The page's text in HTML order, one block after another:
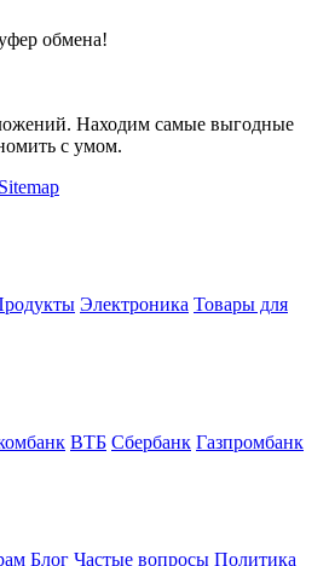
обмена!
Находим самые выгодные
с умом.
Sitemap
Электроника Товары для
ВТБ Сбербанк Газпромбанк
Блог Частые вопросы Политика